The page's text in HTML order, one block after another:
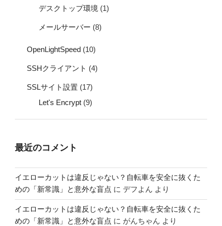
デスクトップ環境 (1)
メールサーバー (8)
OpenLightSpeed (10)
SSHクライアント (4)
SSLサイト設置 (17)
Let's Encrypt (9)
最近のコメント
イエローカットは違反じゃない？自転車を安全に抜くた
めの「新常識」と意外な盲点 に デフよん より
イエローカットは違反じゃない？自転車を安全に抜くた
めの「新常識」と意外な盲点 に がんちゃん より